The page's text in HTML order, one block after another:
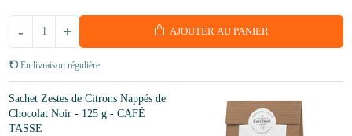
+
- AJOUTER AU PANIER
En livraison régulière
Sachet Zestes de Citrons Nappés de
Chocolat Noir - 125 g - CAFÉ
TASSE